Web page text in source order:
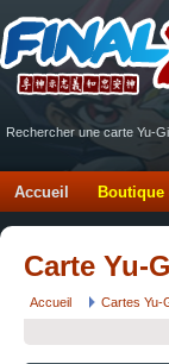
Rechercher une carte Yu-
Accueil
Carte Yu-
Accueil Cartes Yu-